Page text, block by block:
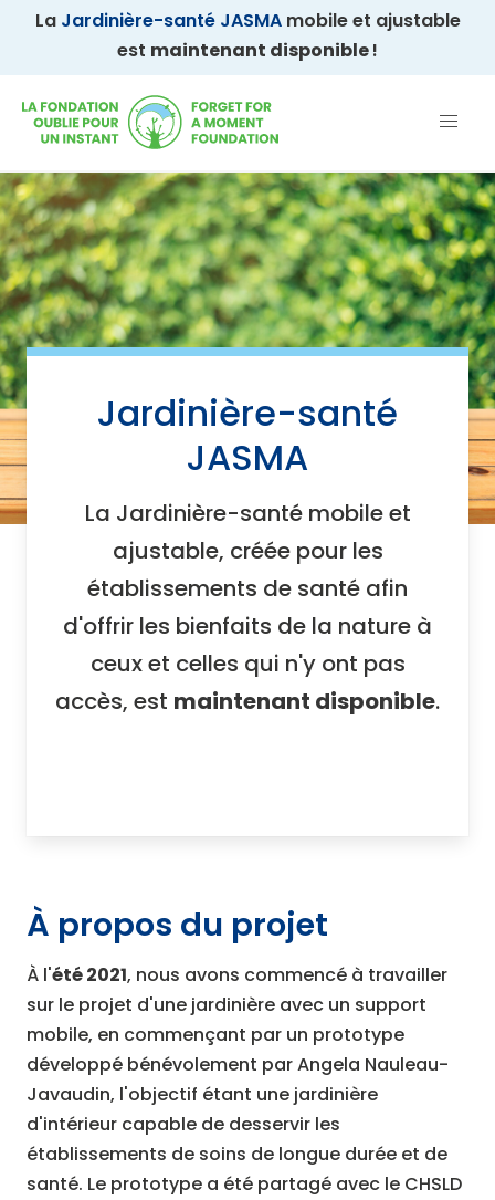
La Jardinière-santé JASMAmobile et ajustable
est maintenant disponible!
Jardinière-santé
JASMA
La Jardinière-santé mobile et
ajustable, créée pour les
établissements de santé afin
d'offrir les bienfaits de la nature à
ceux et celles qui n'y ont pas
accès, est maintenant disponible.
À propos du projet
À l'été 2021, nous avons commencé à travailler
sur le projet d'une jardinière avec un support
mobile, en commençant par un prototype
développé bénévolement par Angela Nauleau-
Javaudin, l'objectif étant une jardinière
d'intérieur capable de desservir les
établissements de soins de longue durée et de
santé. Le prototype a été partagé avec le CHSLD